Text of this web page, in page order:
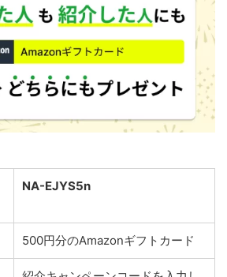
NA-EJYS5n
500円分のAmazonギフトカード